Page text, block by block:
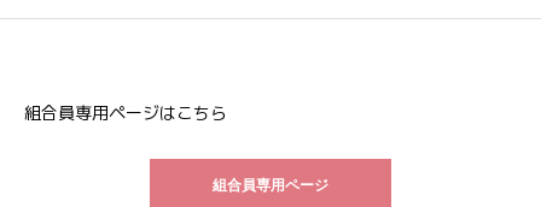
組合員専用ページはこちら
組合員専用ページ